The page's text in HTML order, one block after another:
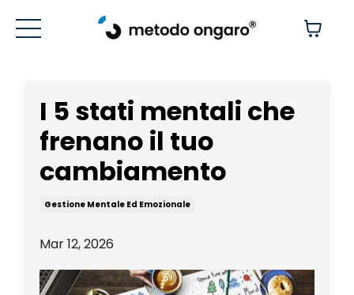
I 5 stati mentali che
frenano il tuo
cambiamento
Gestione Mentale Ed Emozionale
Mar 12, 2026